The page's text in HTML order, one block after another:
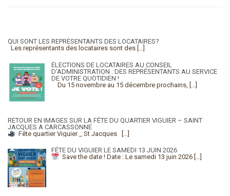
QUI SONT LES REPRÉSENTANTS DES LOCATAIRES?
Les représentants des locataires sont des […]
ÉLECTIONS DE LOCATAIRES AU CONSEIL
D’ADMINISTRATION : DES REPRÉSENTANTS AU SERVICE
DE VOTRE QUOTIDIEN !
Du 15 novembre au 15 décembre prochains, […]
RETOUR EN IMAGES SUR LA FÊTE DU QUARTIER VIGUIER – SAINT
JACQUES A CARCASSONNE
Fête quartier Viguier _ St Jacques
[…]
FÊTE DU VIGUIER LE SAMEDI 13 JUIN 2026
Save the date ! Date : Le samedi 13 juin 2026 […]